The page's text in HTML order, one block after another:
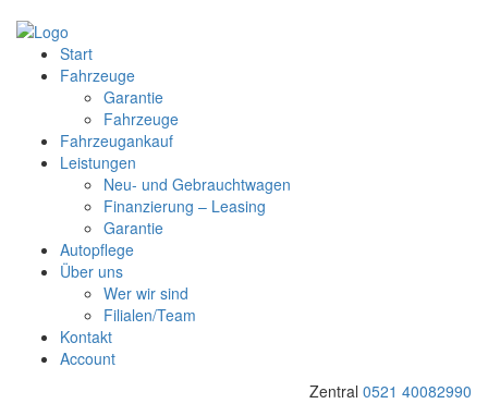
Start
Fahrzeuge
Garantie
Fahrzeuge
Fahrzeugankauf
Leistungen
Neu- und Gebrauchtwagen
Finanzierung – Leasing
Garantie
Autopflege
Über uns
Wer wir sind
Filialen/Team
Kontakt
Account
Zentral 0521 40082990